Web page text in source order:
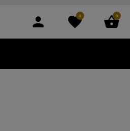
person favorite
0 shopping_basket
0